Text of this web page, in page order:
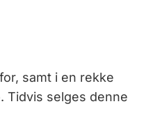
samt i en rekke
Tidvis selges denne